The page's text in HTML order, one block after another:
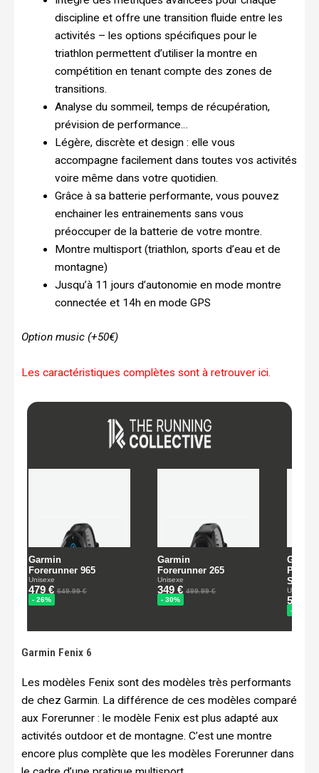
discipline et offre une transition fluide entre les
activités – les options spécifiques pour le
triathlon permettent d’utiliser la montre en
compétition en tenant compte des zones de
transitions.
Analyse du sommeil, temps de récupération,
prévision de performance…
Légère, discrète et design : elle vous
accompagne facilement dans toutes vos activités
voire même dans votre quotidien.
Grâce à sa batterie performante, vous pouvez
enchainer les entrainements sans vous
préoccuper de la batterie de votre montre.
Montre multisport (triathlon, sports d’eau et de
montagne)
Jusqu’à 11 jours d’autonomie en mode montre
connectée et 14h en mode GPS
Option music (+50€)
Les caractéristiques complètes sont à retrouver ici.
Garmin Fenix 6
Les modèles Fenix sont des modèles très performants
de chez Garmin. La différence de ces modèles comparé
aux Forerunner : le modèle Fenix est plus adapté aux
activités outdoor et de montagne. C’est une montre
encore plus complète que les modèles Forerunner dans